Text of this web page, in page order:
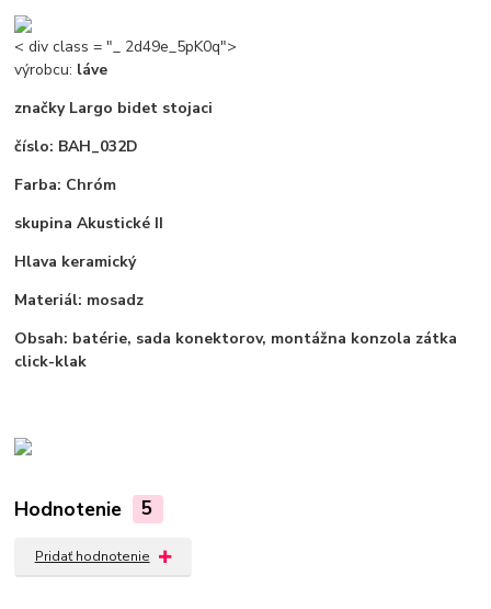
< div class = "_ 2d49e_5pK0q">
výrobcu: láve
značky Largo bidet stojaci
číslo: BAH_032D
Farba: Chróm
skupina Akustické II
Hlava keramický
Materiál: mosadz
Obsah: batérie, sada konektorov, montážna konzola zátka
click-klak
Hodnotenie 5
Pridať hodnotenie